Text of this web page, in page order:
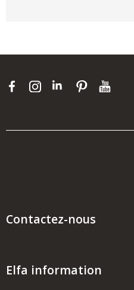
Contactez-nous
Elfa information